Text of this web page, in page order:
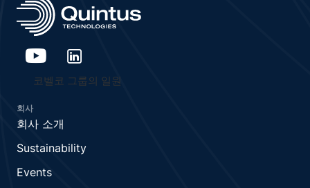
코벨코 그룹의 일원
회사
회사 소개
Sustainability
Events